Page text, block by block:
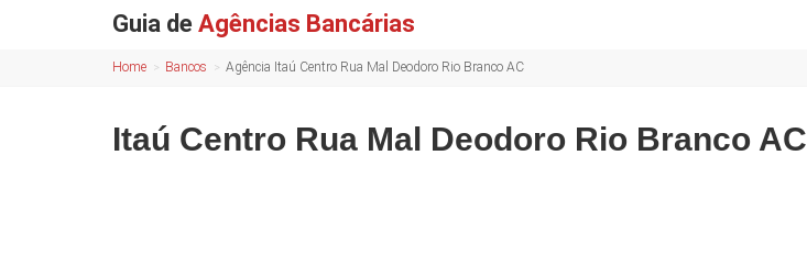
Guia de Agências Bancárias
Home Bancos Agência Itaú Centro Rua Mal Deodoro Rio Branco AC
Itaú Centro Rua Mal Deodoro Rio Branco AC